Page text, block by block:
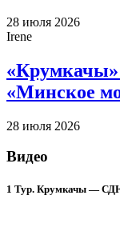
28 июля 2026
Irene
«Крумкачы»
«Минское
28 июля 2026
Видео
1 Тур. Крумкачы —